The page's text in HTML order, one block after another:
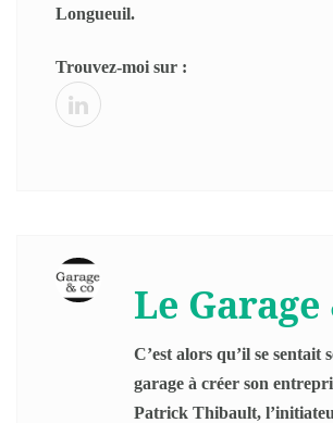
Longueuil.
Trouvez-moi sur :
Le Garage
C’est alors qu’il se sentait
garage à créer son
Patrick Thibault,